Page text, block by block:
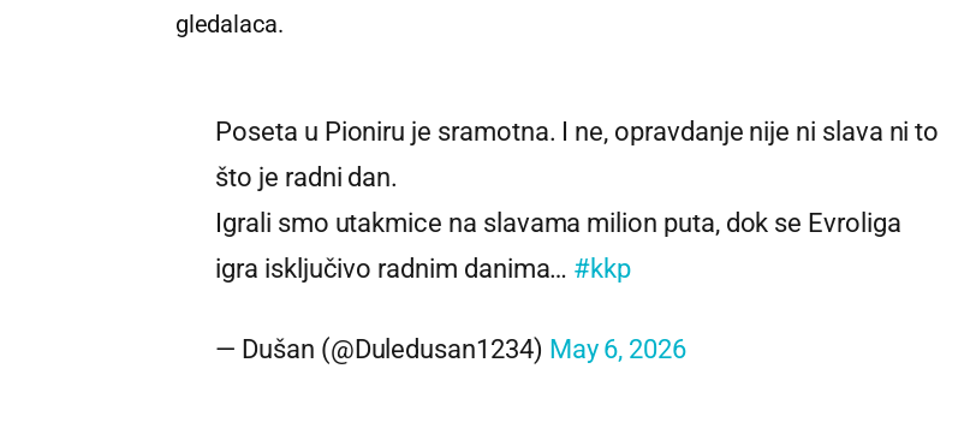
gledalaca.
Poseta u Pioniru je sramotna. I ne, opravdanje nije ni slava ni to
što je radni dan.
Igrali smo utakmice na slavama milion puta, dok se Evroliga
igra isključivo radnim danima… #kkp
— Dušan (@Duledusan1234) May 6, 2026